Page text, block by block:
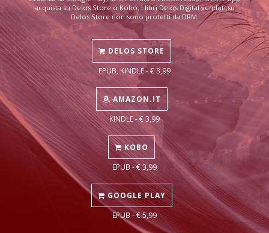
acquista su Delos Store o Kobo. I libri Delos Digital venduti su
Delos Store non sono protetti da DRM.
DELOS STORE
EPUB, KINDLE - € 3,99
AMAZON.IT
KINDLE - € 3,99
KOBO
EPUB - € 3,99
GOOGLE PLAY
EPUB - € 5,99